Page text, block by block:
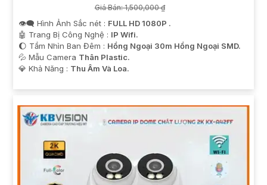
Giá Bán: 1,500,000 ₫
👁️‍🗨 Hình Ảnh Sắc nét : FULL HD 1080P .
🤖️ Trang Bị Công Nghệ : IP Wifi.
🌔 Tầm Nhìn Ban Đêm : Hồng Ngoại 30m Hồng Ngoại SMD.
💦 Mẫu Camera Thân Plastic.
️💎 Khả Năng : Thu Âm Và Loa.